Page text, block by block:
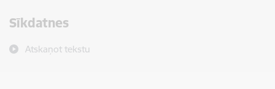
Sīkdatnes
Atskaņot tekstu